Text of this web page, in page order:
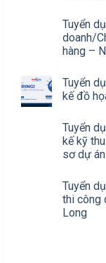
Tuyển
doanh/
hàng –
Tuyển
kế đồ
Tuyển
kế kỹ
sơ dự án
Tuyển
thi công
Long